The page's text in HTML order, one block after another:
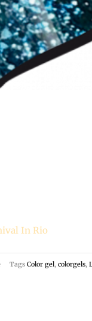
In Rio
Tags Color gel, colorgels,